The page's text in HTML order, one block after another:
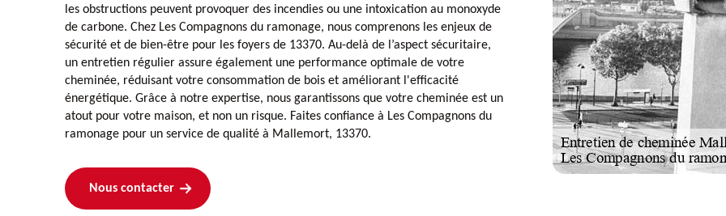
les obstructions peuvent provoquer des incendies ou une intoxication au monoxyde
de carbone. Chez Les Compagnons du ramonage, nous comprenons les enjeux de
sécurité et de bien-être pour les foyers de 13370. Au-delà de l’aspect sécuritaire,
un entretien régulier assure également une performance optimale de votre
cheminée, réduisant votre consommation de bois et améliorant l'efficacité
énergétique. Grâce à notre expertise, nous garantissons que votre cheminée est un
atout pour votre maison, et non un risque. Faites confiance à Les Compagnons du
ramonage pour un service de qualité à Mallemort, 13370.
Nous contacter